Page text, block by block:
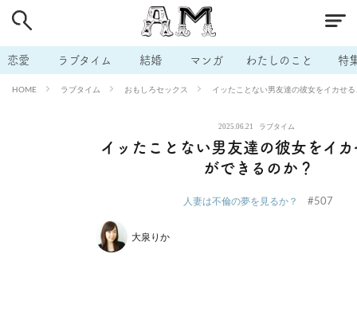
恋愛 ラブタイム 結婚 マンガ わたしのこと 特
HOME ラブタイム おもしろセックス イッたことない男友達の彼女をイカせ
2025.06.21 ラブタイム
イッたことない男友達の彼女をイ
ができるのか？
人妻は不倫の夢を見るか？ #507
大泉りか
# 男の本音 # セフレ # 不倫
# 出会う方法 # マッチングアプリ # ラブグッズ # 体の相